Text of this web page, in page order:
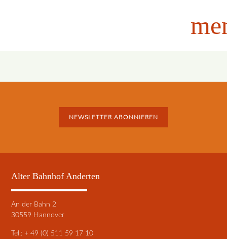
NEWSLETTER ABONNIEREN
Alter Bahnhof Anderten
An der Bahn 2
30559 Hannover
Tel.: + 49 (0) 511 59 17 10